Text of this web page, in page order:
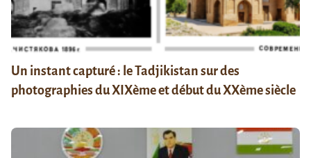
Un instant capturé : le Tadjikistan sur des
photographies du XIXème et début du XXème siècle